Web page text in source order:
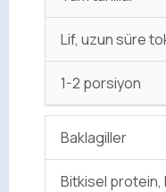
Lif, uzun süre
1-2 porsiyon
Baklagiller
Bitkisel protein,